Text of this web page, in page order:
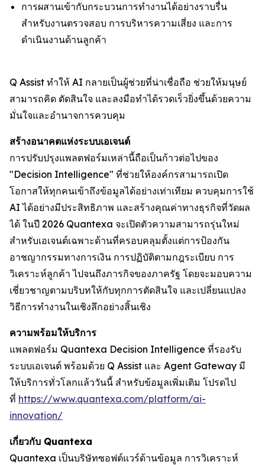
การผสานเข้ากับกระบวนการทำงานได้อย่างราบรื่น
สำหรับงานตรวจสอบ การบริหารความเสี่ยง และการ
ดำเนินงานด้านลูกค้า
Q Assist ทำให้ AI กลายเป็นผู้ช่วยที่น่าเชื่อถือ ช่วยให้มนุษย์
สามารถคิด ตัดสินใจ และลงมือทำได้รวดเร็วยิ่งขึ้นด้วยความ
มั่นใจและอำนาจการควบคุม
สร้างอนาคตแห่งระบบเอเจนต์
การปรับปรุงแพลตฟอร์มเหล่านี้ถือเป็นก้าวต่อไปของ
"Decision Intelligence" ที่ช่วยให้องค์กรสามารถเปิด
โอกาสให้ทุกคนเข้าถึงข้อมูลได้อย่างเท่าเทียม ควบคุมการใช้
AI ได้อย่างมีประสิทธิภาพ และสร้างคุณค่าทางธุรกิจที่วัดผล
ได้ ในปี 2026 Quantexa จะเปิดตัวความสามารถรุ่นใหม่
สำหรับเอเจนต์เฉพาะด้านที่ครอบคลุมตั้งแต่การป้องกัน
อาชญากรรมทางการเงิน การปฏิบัติตามกฎระเบียบ การ
วิเคราะห์ลูกค้า ไปจนถึงภารกิจของภาครัฐ โดยจะมอบความ
เชี่ยวชาญตามบริบทให้กับทุกการตัดสินใจ และเปลี่ยนแปลง
วิธีการทำงานในเชิงลึกอย่างสิ้นเชิง
ความพร้อมให้บริการ
แพลตฟอร์ม Quantexa Decision Intelligence ที่รองรับ
ระบบเอเจนต์ พร้อมด้วย Q Assist และ Agent Gateway มี
ให้บริการทั่วโลกแล้ววันนี้ สำหรับข้อมูลเพิ่มเติม โปรดไป
ที่ https://www.quantexa.com/platform/ai-
innovation/
เกี่ยวกับ Quantexa
Quantexa เป็นบริษัทซอฟต์แวร์ด้านข้อมูล การวิเคราะห์